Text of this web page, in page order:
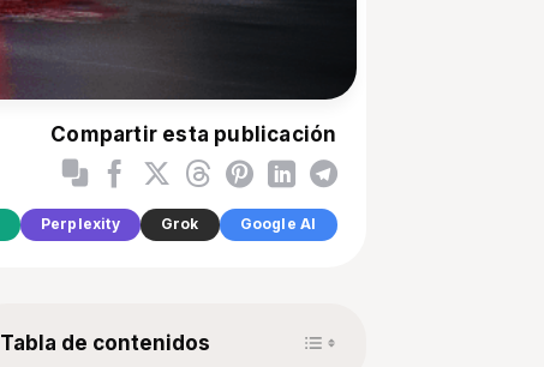
Compartir esta publicación
Perplexity Grok Google AI
Tabla de contenidos Toggle Table of Content